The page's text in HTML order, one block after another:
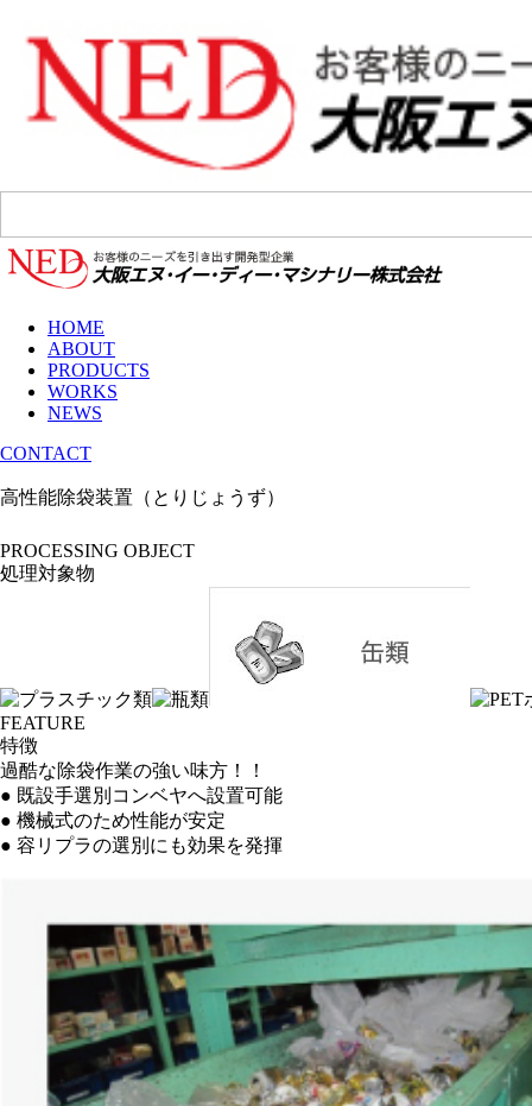
HOME
ABOUT
PRODUCTS
WORKS
NEWS
CONTACT
高性能除袋装置（とりじょうず）
PROCESSING OBJECT
処理対象物
FEATURE
特徴
過酷な除袋作業の強い味方！！
● 既設手選別コンベヤへ設置可能
● 機械式のため性能が安定
● 容リプラの選別にも効果を発揮